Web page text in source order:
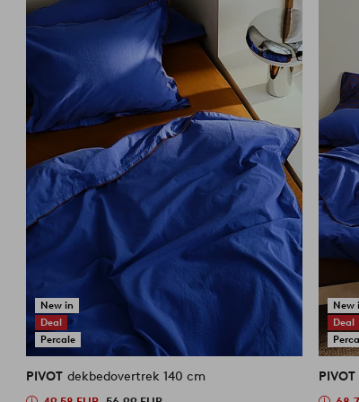
New in
Deal
Percale
PIVOT dekbedovertrek 140 cm
New
Deal
PIVOT